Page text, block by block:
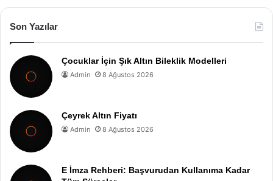
Son Yazılar
Çocuklar İçin Şık Altın Bileklik Modelleri
Admin 8 Ağustos 2026
Çeyrek Altın Fiyatı
Admin 8 Ağustos 2026
E İmza Rehberi: Başvurudan Kullanıma Kadar